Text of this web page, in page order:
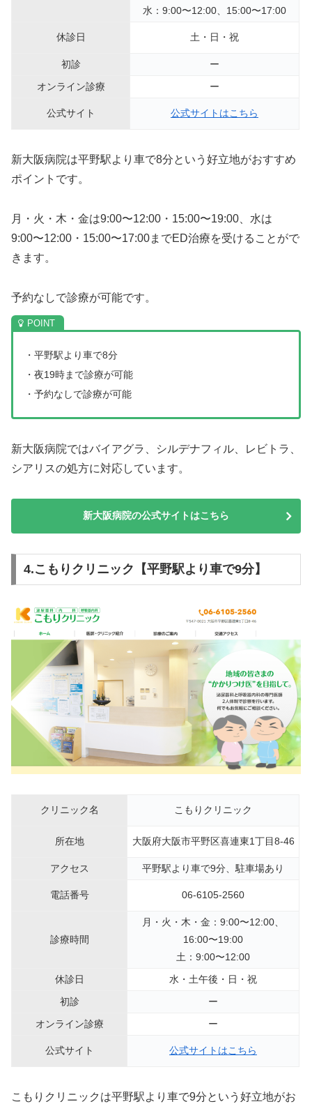
水：9:00〜12:00、15:00〜17:00
休診日 土・日・祝
初診
ー
オンライン診療
ー
公式サイト 公式サイトはこちら
新大阪病院は平野駅より車で8分という好立地がおすすめ
ポイントです。
月・火・木・金は9:00〜12:00・15:00〜19:00、水は
9:00〜12:00・15:00〜17:00までED治療を受けることがで
きます。
予約なしで診療が可能です。
・平野駅より車で8分
・夜19時まで診療が可能
・予約なしで診療が可能
新大阪病院ではバイアグラ、シルデナフィル、レビトラ、
シアリスの処方に対応しています。
新大阪病院の公式サイトはこちら
4.こもりクリニック【平野駅より車で9分】
クリニック名 こもりクリニック
所在地 大阪府大阪市平野区喜連東1丁目8-46
アクセス 平野駅より車で9分、駐車場あり
電話番号 06-6105-2560
診療時間
月・火・木・金：9:00〜12:00、
16:00〜19:00
土：9:00〜12:00
休診日
水・土午後・日・祝
初診
ー
オンライン診療
ー
公式サイト 公式サイトはこちら
こもりクリニックは平野駅より車で9分という好立地がお